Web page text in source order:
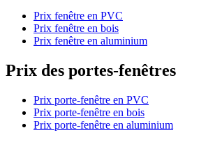
Prix fenêtre en PVC
Prix fenêtre en bois
Prix fenêtre en aluminium
Prix des portes-fenêtres
Prix porte-fenêtre en PVC
Prix porte-fenêtre en bois
Prix porte-fenêtre en aluminium